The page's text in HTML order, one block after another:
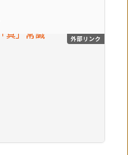
外部リンク